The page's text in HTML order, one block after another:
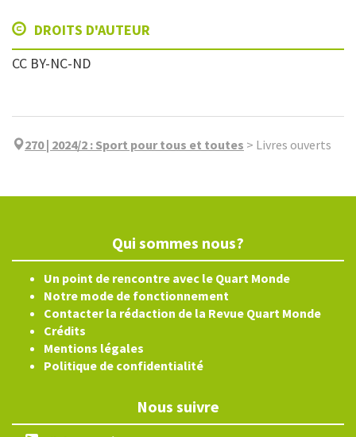
DROITS D'AUTEUR
CC BY-NC-ND
270 | 2024/2 : Sport pour tous et toutes > Livres ouverts
Qui sommes nous?
Un point de rencontre avec le Quart Monde
Notre mode de fonctionnement
Contacter la rédaction de la Revue Quart Monde
Crédits
Mentions légales
Politique de confidentialité
Nous suivre